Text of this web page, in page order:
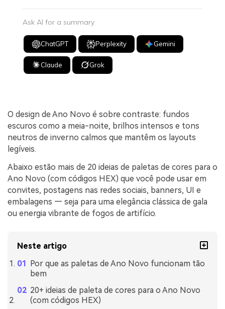
Ask AI for a summary
ChatGPT Perplexity Gemini
Claude Grok
O design de Ano Novo é sobre contraste: fundos
escuros como a meia-noite, brilhos intensos e tons
neutros de inverno calmos que mantêm os layouts
legíveis.
Abaixo estão mais de 20 ideias de paletas de cores para o
Ano Novo (com códigos HEX) que você pode usar em
convites, postagens nas redes sociais, banners, UI e
embalagens — seja para uma elegância clássica de gala
ou energia vibrante de fogos de artifício.
Neste artigo
Por que as paletas de Ano Novo funcionam tão
bem
20+ ideias de paleta de cores para o Ano Novo
(com códigos HEX)